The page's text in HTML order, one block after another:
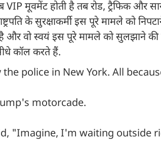
मूवमेंट होती है तब रोड, ट्रैफिक और
के सुरक्षाकर्मी इस पूरे मामले को
है और वो स्वयं इस पूरे मामले को सुलझाने
सीधे कॉल करते हैं.
police in New York. All
motorcade.
"Imagine, I'm waiting outside